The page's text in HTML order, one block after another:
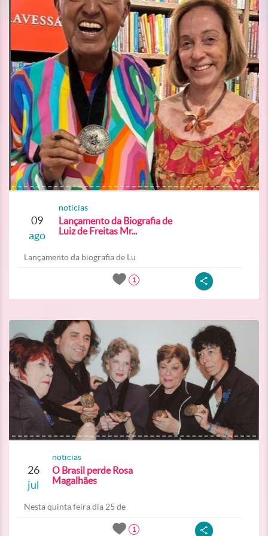
09
ago
noticias
Lançamento da Biografia de
Luiz de Freitas Mr...
Lançamento da biografia de Lu
1
26
jul
noticias
O Brasil perde Rosa
Magalhães
Nesta quinta feira dia 25 de
1